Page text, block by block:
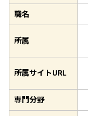
職名
所属
所属サイトURL
専門分野